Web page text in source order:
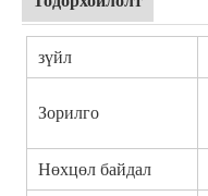
зүйл
Зорилго
Нөхцөл байдал